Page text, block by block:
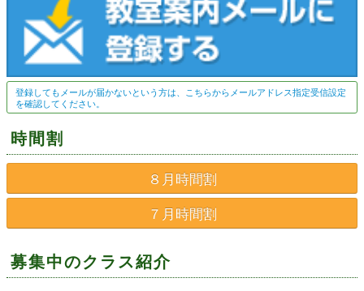
登録してもメールが届かないという方は、こちらからメールアドレス指定受信設定
を確認してください。
時間割
８月時間割
７月時間割
募集中のクラス紹介